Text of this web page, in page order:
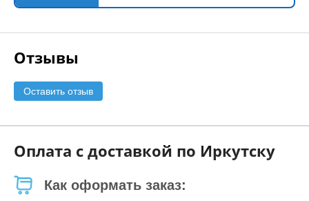
Отзывы
Оставить отзыв
Оплата с доставкой по Иркутску
Как оформать заказ: